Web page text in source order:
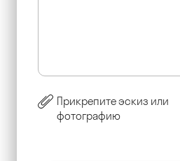
Прикрепите эскиз или
фотографию